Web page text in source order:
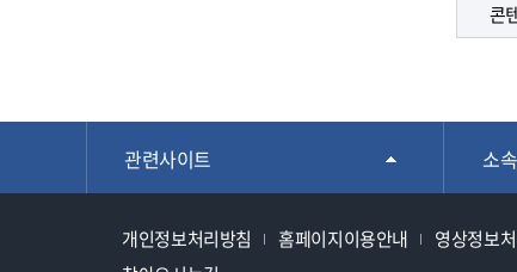
콘
관련사이트 소
개인정보처리방침 홈페이지이용안내 영상정보